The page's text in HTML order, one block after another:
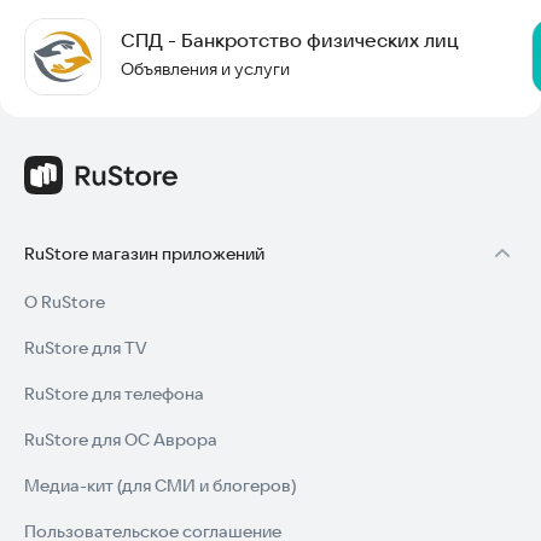
СПД - Банкротство физических лиц
Объявления и услуги
RuStore магазин приложений
О RuStore
RuStore для TV
RuStore для телефона
RuStore для ОС Аврора
Медиа-кит (для СМИ и блогеров)
Пользовательское соглашение